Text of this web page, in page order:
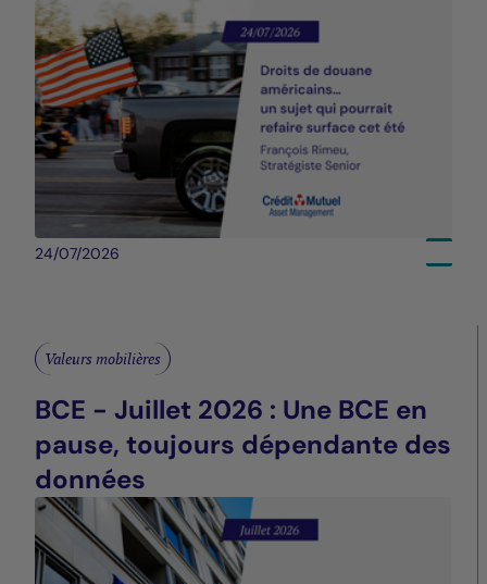
24/07/2026
Valeurs mobilières
BCE - Juillet 2026 : Une BCE en
pause, toujours dépendante des
données